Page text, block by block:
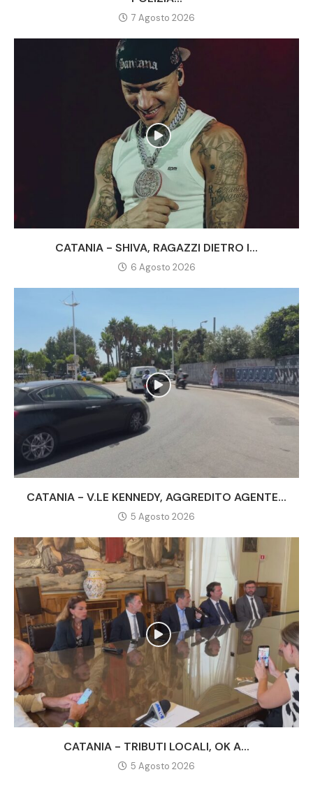
7 Agosto 2026
CATANIA - SHIVA, RAGAZZI DIETRO I...
6 Agosto 2026
CATANIA - V.LE KENNEDY, AGGREDITO AGENTE...
5 Agosto 2026
CATANIA - TRIBUTI LOCALI, OK A...
5 Agosto 2026